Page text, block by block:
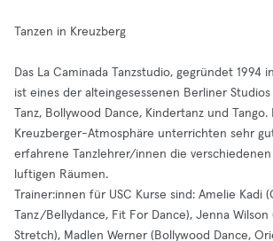
Tanzen in Kreuzberg
Das La Caminada Tanzstudio, gegründet 1994
ist eines der alteingesessenen Berliner
Tanz, Bollywood Dance, Kindertanz und
Kreuzberger-Atmosphäre unterrichten sehr
erfahrene Tanzlehrer/innen die
luftigen Räumen.
Trainer:innen für USC Kurse sind: Amelie Kadi
Tanz/Bellydance, Fit For Dance), Jenna Wilson
Stretch), Madlen Werner (Bollywood Dance,